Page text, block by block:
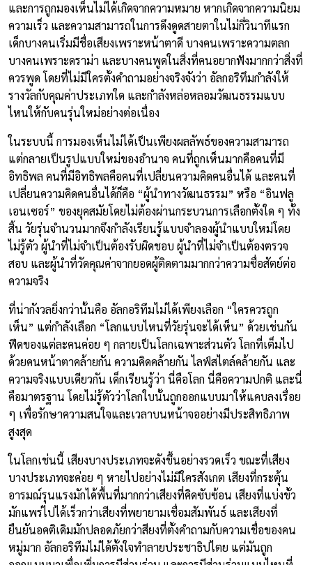
และการถูกมองเห็นไม่ได้เกิดจากความหมาย หากเกิดจากความนิยม
ความเร็ว และความสามารถในการดึงดูดสายตาในไม่กี่วินาทีแรก
เด็กบางคนเริ่มมีชื่อเสียงเพราะหน้าตาดี บางคนเพราะความตลก
บางคนเพราะดราม่า และบางคนพูดในสิ่งที่คนอยากฟังมากกว่าสิ่งที่
ควรพูด โดยที่ไม่มีใครตั้งคำถามอย่างจริงจังว่า อัลกอริทึมกำลังให้
รางวัลกับคุณค่าประเภทใด และกำลังหล่อหลอมวัฒนธรรมแบบ
ไหนให้กับคนรุ่นใหม่อย่างต่อเนื่อง
ในระบบนี้ การมองเห็นไม่ได้เป็นเพียงผลลัพธ์ของความสามารถ
แต่กลายเป็นรูปแบบใหม่ของอำนาจ คนที่ถูกเห็นมากคือคนที่มี
อิทธิพล คนที่มีอิทธิพลคือคนที่เปลี่ยนความคิดคนอื่นได้ และคนที่
เปลี่ยนความคิดคนอื่นได้ก็คือ “ผู้นำทางวัฒนธรรม” หรือ “อินฟลู
เอนเซอร์” ของยุคสมัยโดยไม่ต้องผ่านกระบวนการเลือกตั้งใด ๆ ทั้ง
สิ้น วัยรุ่นจำนวนมากจึงกำลังเรียนรู้แบบจำลองผู้นำแบบใหม่โดย
ไม่รู้ตัว ผู้นำที่ไม่จำเป็นต้องรับผิดชอบ ผู้นำที่ไม่จำเป็นต้องตรวจ
สอบ และผู้นำที่วัดคุณค่าจากยอดผู้ติดตามมากกว่าความซื่อสัตย์ต่อ
ความจริง
ที่น่ากังวลยิ่งกว่านั้นคือ อัลกอริทึมไม่ได้เพียงเลือก “ใครควรถูก
เห็น” แต่กำลังเลือก “โลกแบบไหนที่วัยรุ่นจะได้เห็น” ด้วยเช่นกัน
ฟีดของแต่ละคนค่อย ๆ กลายเป็นโลกเฉพาะส่วนตัว โลกที่เต็มไป
ด้วยคนหน้าตาคล้ายกัน ความคิดคล้ายกัน ไลฟ์สไตล์คล้ายกัน และ
ความจริงแบบเดียวกัน เด็กเรียนรู้ว่า นี่คือโลก นี่คือความปกติ และนี่
คือมาตรฐาน โดยไม่รู้ตัวว่าโลกใบนั้นถูกออกแบบมาให้แคบลงเรื่อย
ๆ เพื่อรักษาความสนใจและเวลาบนหน้าจออย่างมีประสิทธิภาพ
สูงสุด
ในโลกเช่นนี้ เสียงบางประเภทจะดังขึ้นอย่างรวดเร็ว ขณะที่เสียง
บางประเภทจะค่อย ๆ หายไปอย่างไม่มีใครสังเกต เสียงที่กระตุ้น
อารมณ์รุนแรงมักได้พื้นที่มากกว่าเสียงที่คิดซับซ้อน เสียงที่แบ่งขั้ว
มักแพร่ไปได้เร็วกว่าเสียงที่พยายามเชื่อมสัมพันธ์ และเสียงที่
ยืนยันอคติเดิมมักปลอดภัยกว่าสียงที่ตั้งคำถามกับความเชื่อของคน
หมู่มาก อัลกอริทึมไม่ได้ตั้งใจทำลายประชาธิปไตย แต่มันถูก